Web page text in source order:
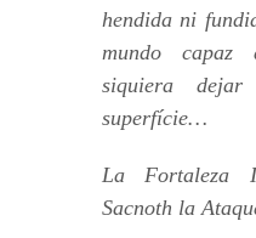
hendida ni
mundo
siquiera
superfície…
La Fortaleza
Sacnoth la